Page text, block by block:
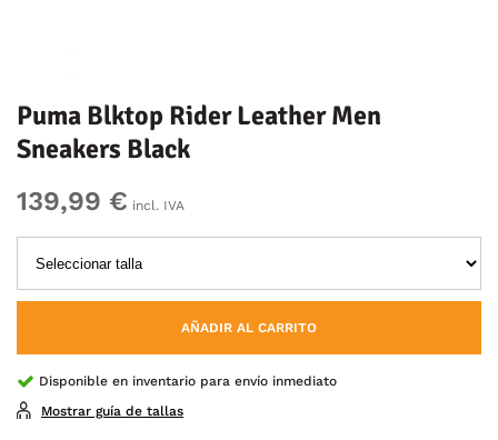
Puma Blktop Rider Leather Men
Sneakers Black
139,99 € incl. IVA
AÑADIR AL CARRITO
Disponible en inventario para envío inmediato
Mostrar guía de tallas